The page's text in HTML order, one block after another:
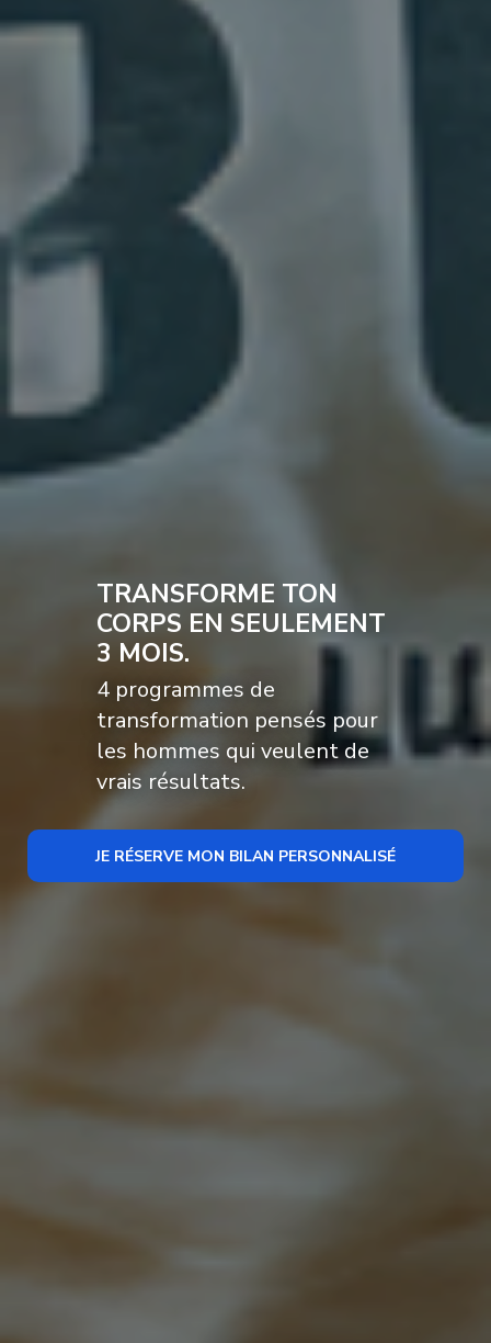
TRANSFORME TON
CORPS EN SEULEMENT
3 MOIS.
4 programmes de
transformation pensés pour
les hommes qui veulent de
vrais résultats.
JE RÉSERVE MON BILAN PERSONNALISÉ